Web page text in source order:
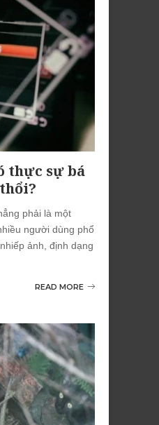
thực sự bá
phải là một
người dùng phổ
ảnh, định dạng
READ MORE